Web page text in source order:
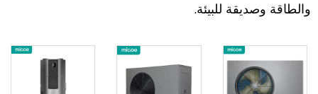
والطاقة وصديقة للبيئة.